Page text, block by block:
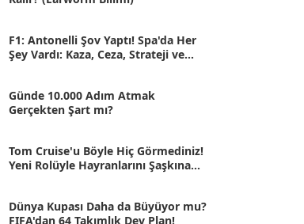
[54]
[56]
[50]
[57]
[25]
[46]
F1: Antonelli Şov Yaptı! Spa'da Her
Şey Vardı: Kaza, Ceza, Strateji ve
Günde 10.000 Adım Atmak
Gerçekten Şart mı?
Tom Cruise'u Böyle Hiç Görmediniz!
Yeni Rolüyle Hayranlarını Şaşkına
Dünya Kupası Daha da Büyüyor mu?
FIFA'dan 64 Takımlık Dev Plan!